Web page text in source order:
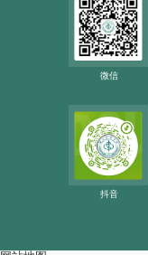
微信
抖音